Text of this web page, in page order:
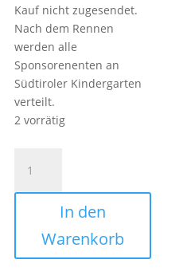
Kauf nicht zugesendet.
Nach dem Rennen
werden alle
Sponsorenenten an
Südtiroler Kindergarten
verteilt.
2 vorrätig
mit
Wolken
In den
Warenkorb